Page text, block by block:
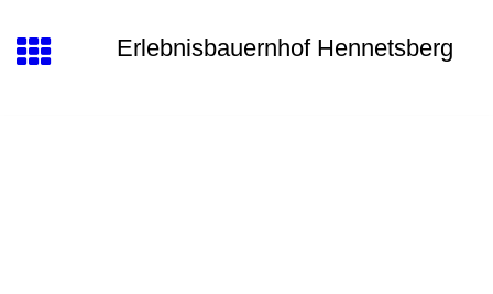
Erlebnisbauernhof Hennetsberg